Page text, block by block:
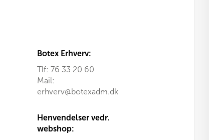
Botex Erhverv:
Tlf: 76 33 20 60
Mail:
erhverv@botexadm.dk
Henvendelser vedr.
webshop: